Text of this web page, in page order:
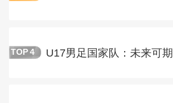
TOP 4 U17男足国家队：未来可期